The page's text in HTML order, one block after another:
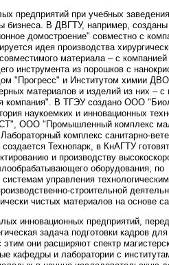
предприятий при учебных
бизнеса. В ДВГТУ, например,
домостроение" совместно с
идея производства
материала – с компанией
инструмента из порошков с
"Прогресс" и Институтом химии
материалов и изделий из них – с
компания". В ТГЭУ создано ООО
наукоемких и инновационных
ООО "Промышленный комплекс
комплекс санитарно-
Технопарк, в КнАГТУ
и производству
оборудования, по
управления
строительной
чистых материалов на основе
инновационных предприятий,
задача подготовки кадров
они расширяют спектр
кафедры и лаборатории с